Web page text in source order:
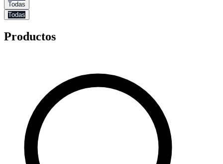
Todas
Todas
Productos